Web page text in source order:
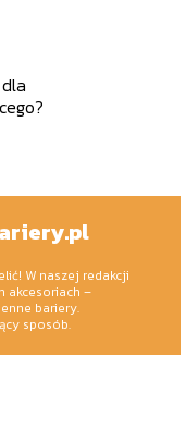
W naszej redakcji
akcesoriach –
bariery.
sposób.